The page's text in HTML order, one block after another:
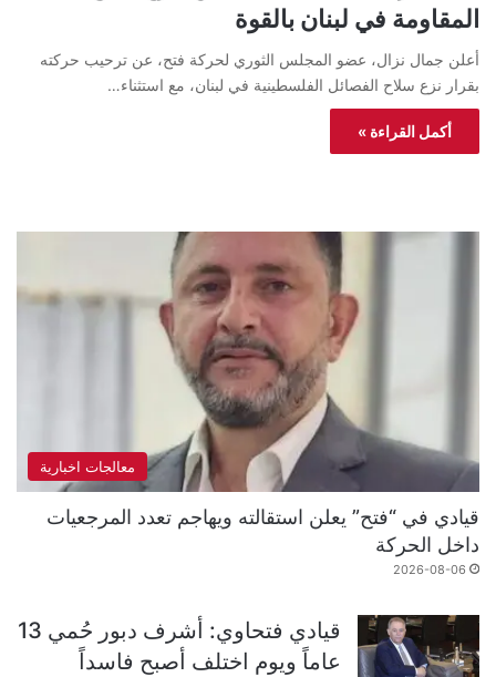
المقاومة في لبنان بالقوة
أعلن جمال نزال، عضو المجلس الثوري لحركة فتح، عن ترحيب حركته
بقرار نزع سلاح الفصائل الفلسطينية في لبنان، مع استثناء…
أكمل القراءة »
معالجات اخبارية
قيادي في “فتح” يعلن استقالته ويهاجم تعدد المرجعيات
داخل الحركة
2026-08-06
قيادي فتحاوي: أشرف دبور حُمي 13
عاماً ويوم اختلف أصبح فاسداً